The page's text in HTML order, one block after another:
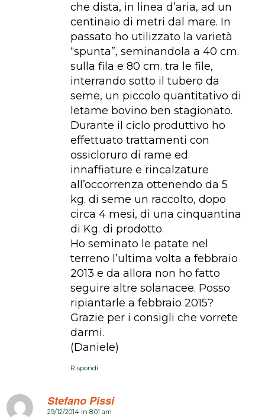
che dista, in linea d’aria, ad un
centinaio di metri dal mare. In
passato ho utilizzato la varietà
“spunta”, seminandola a 40 cm.
sulla fila e 80 cm. tra le file,
interrando sotto il tubero da
seme, un piccolo quantitativo di
letame bovino ben stagionato.
Durante il ciclo produttivo ho
effettuato trattamenti con
ossicloruro di rame ed
innaffiature e rincalzature
all’occorrenza ottenendo da 5
kg. di seme un raccolto, dopo
circa 4 mesi, di una cinquantina
di Kg. di prodotto.
Ho seminato le patate nel
terreno l’ultima volta a febbraio
2013 e da allora non ho fatto
seguire altre solanacee. Posso
ripiantarle a febbraio 2015?
Grazie per i consigli che vorrete
darmi.
(Daniele)
Rispondi
Stefano Pissi
dice:
29/12/2014 in 8:01 am